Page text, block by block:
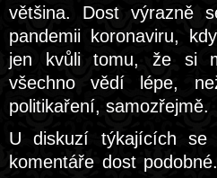
většina. Dost výrazně
pandemii koronaviru,
jen kvůli tomu, že si
všechno vědí lépe,
politikaření, samozřejmě.
U diskuzí týkajících
komentáře dost